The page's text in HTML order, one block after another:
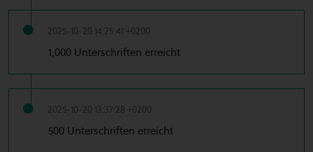
2025-10-20 14:25:41 +0200
1,000 Unterschriften erreicht
2025-10-20 13:37:28 +0200
500 Unterschriften erreicht